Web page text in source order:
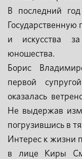
В последний
и искусства
юношества.
Борис
первой
оказалась
Не выдержав
погрузившись в
Интерес к жизни
в лице Киры